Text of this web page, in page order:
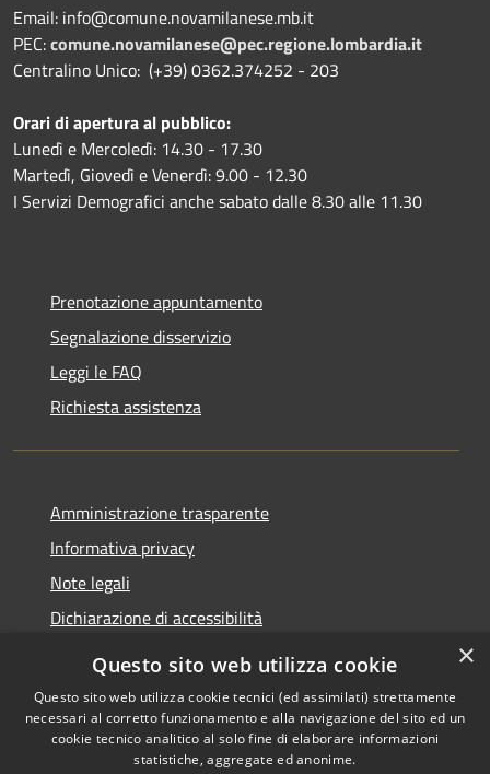
Email: info@comune.novamilanese.mb.it
PEC:comune.novamilanese@pec.regione.lombardia.it
Centralino Unico: (+39) 0362.374252 - 203
Orari di apertura al pubblico:
Lunedì e Mercoledì: 14.30 - 17.30
Martedì, Giovedì e Venerdì: 9.00 - 12.30
I Servizi Demografici anche sabato dalle 8.30 alle 11.30
Prenotazione appuntamento
Segnalazione disservizio
Leggi le FAQ
Richiesta assistenza
Amministrazione trasparente
Informativa privacy
Note legali
Dichiarazione di accessibilità
RSS
Copyright © 2026 • Comune di
Nova Milanese • Powered by
×
Questo sito web utilizza cookie
Questo sito web utilizza cookie tecnici (ed assimilati) strettamente
necessari al corretto funzionamento e alla navigazione del sito ed un
cookie tecnico analitico al solo fine di elaborare informazioni
statistiche, aggregate ed anonime.